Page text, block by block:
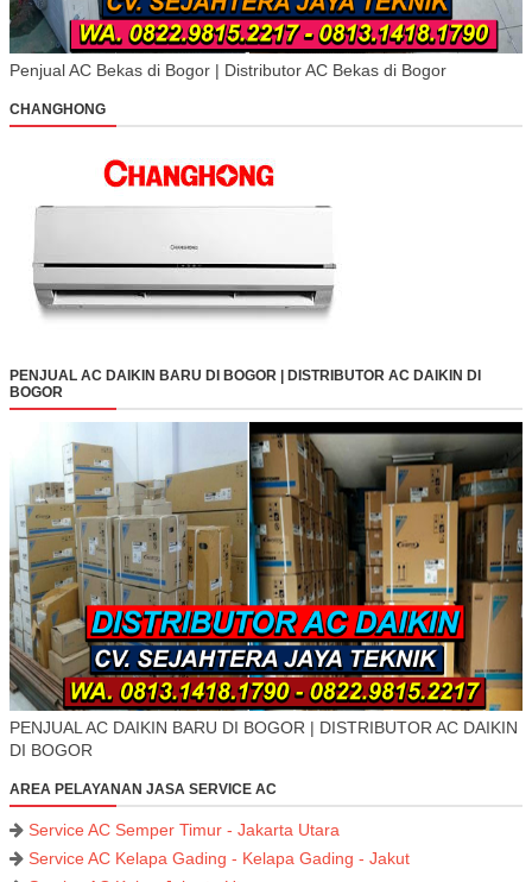
Penjual AC Bekas di Bogor | Distributor AC Bekas di Bogor
CHANGHONG
PENJUAL AC DAIKIN BARU DI BOGOR | DISTRIBUTOR AC DAIKIN DI
BOGOR
PENJUAL AC DAIKIN BARU DI BOGOR | DISTRIBUTOR AC DAIKIN
DI BOGOR
AREA PELAYANAN JASA SERVICE AC
Service AC Semper Timur - Jakarta Utara
Service AC Kelapa Gading - Kelapa Gading - Jakut